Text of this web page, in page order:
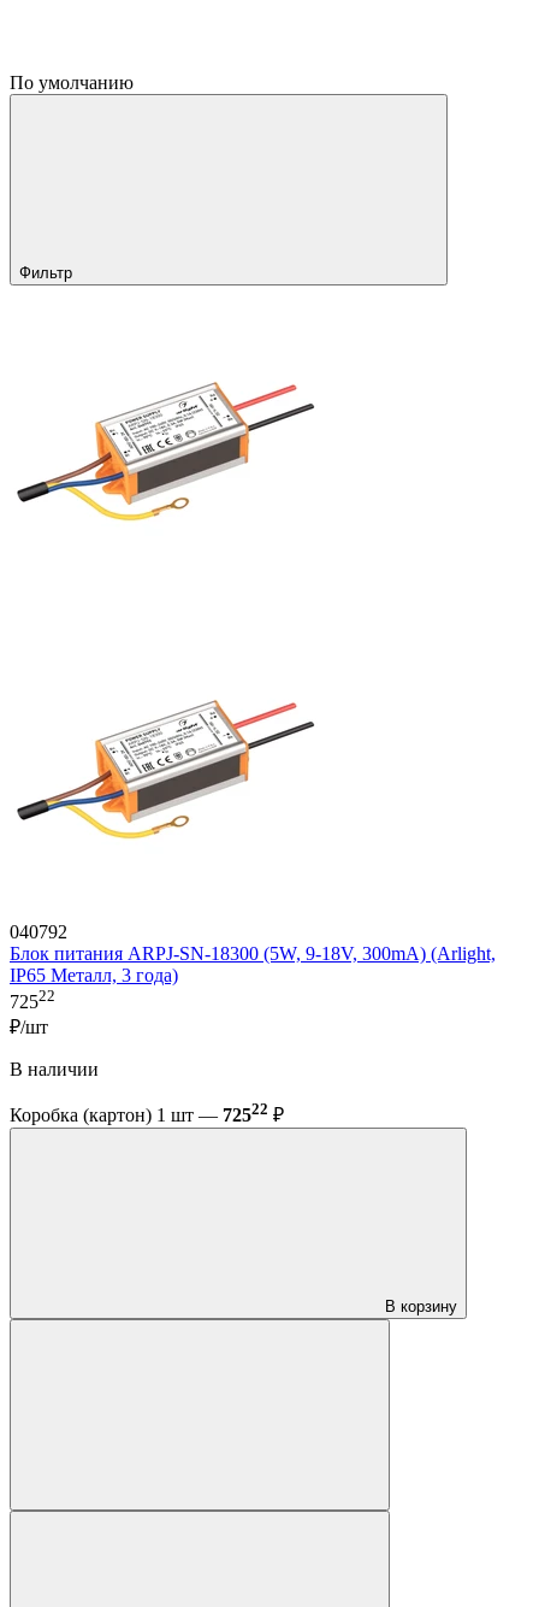
По умолчанию
Фильтр
040792
Блок питания ARPJ-SN-18300 (5W, 9-18V, 300mA) (Arlight,
IP65 Металл, 3 года)
72522
₽/шт
В наличии
Коробка (картон) 1 шт — 72522 ₽
В корзину